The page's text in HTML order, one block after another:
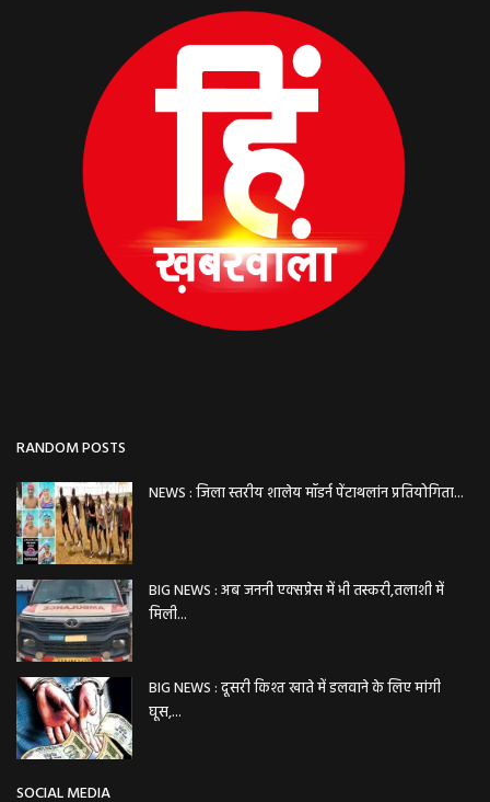
RANDOM POSTS
NEWS : जिला स्तरीय शालेय मॉडर्न पेंटाथलांन प्रतियोगिता...
BIG NEWS : अब जननी एक्सप्रेस में भी तस्करी,तलाशी में
मिली...
BIG NEWS : दूसरी किश्त खाते में डलवाने के लिए मांगी
घूस,...
SOCIAL MEDIA